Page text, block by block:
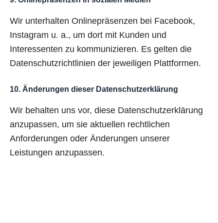
Wir unterhalten Onlinepräsenzen bei Facebook,
Instagram u. a., um dort mit Kunden und
Interessenten zu kommunizieren. Es gelten die
Datenschutzrichtlinien der jeweiligen Plattformen.
10. Änderungen dieser Datenschutzerklärung
Wir behalten uns vor, diese Datenschutzerklärung
anzupassen, um sie aktuellen rechtlichen
Anforderungen oder Änderungen unserer
Leistungen anzupassen.